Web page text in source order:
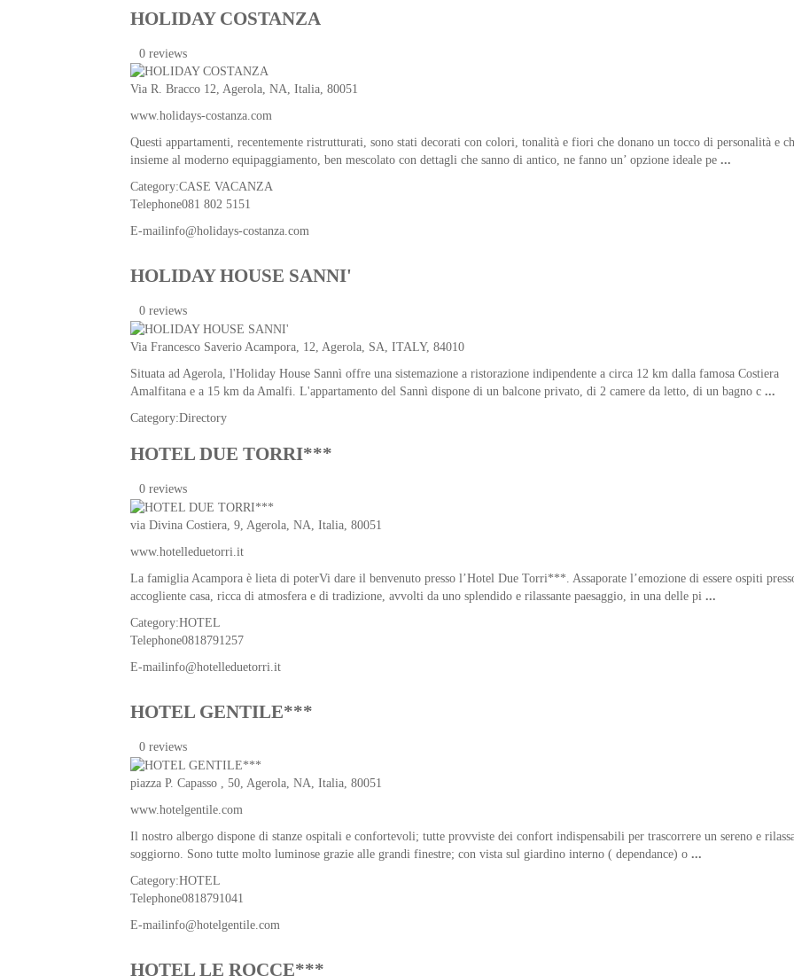
HOLIDAY COSTANZA
0 reviews
Via R. Bracco 12, Agerola, NA, Italia, 80051
www.holidays-costanza.com
Questi appartamenti, recentemente ristrutturati, sono stati decorati con colori, tonalità e fiori che donano un tocco di personalità e
insieme al moderno equipaggiamento, ben mescolato con dettagli che sanno di antico, ne fanno un’ opzione ideale pe ...
Category:CASE VACANZA
Telephone081 802 5151
E-mailinfo@holidays-costanza.com
HOLIDAY HOUSE SANNI'
0 reviews
Via Francesco Saverio Acampora, 12, Agerola, SA, ITALY, 84010
Situata ad Agerola, l'Holiday House Sannì offre una sistemazione a ristorazione indipendente a circa 12 km dalla famosa Costiera
Amalfitana e a 15 km da Amalfi. L'appartamento del Sannì dispone di un balcone privato, di 2 camere da letto, di un bagno c ...
Category:Directory
HOTEL DUE TORRI***
0 reviews
via Divina Costiera, 9, Agerola, NA, Italia, 80051
www.hotelleduetorri.it
La famiglia Acampora è lieta di poterVi dare il benvenuto presso l’Hotel Due Torri***. Assaporate l’emozione di essere ospiti
accogliente casa, ricca di atmosfera e di tradizione, avvolti da uno splendido e rilassante paesaggio, in una delle pi ...
Category:HOTEL
Telephone0818791257
E-mailinfo@hotelleduetorri.it
HOTEL GENTILE***
0 reviews
piazza P. Capasso , 50, Agerola NA Italia , 80051
www.hotelgentile.com
Il nostro albergo dispone di stanze ospitali e confortevoli; tutte provviste dei confort indispensabili per trascorrere un sereno e
soggiorno. Sono tutte molto luminose grazie alle grandi finestre; con vista sul giardino interno ( dependance) o ...
Category:HOTEL
Telephone0818791041
E-mailinfo@hotelgentile.com
HOTEL LE ROCCE***